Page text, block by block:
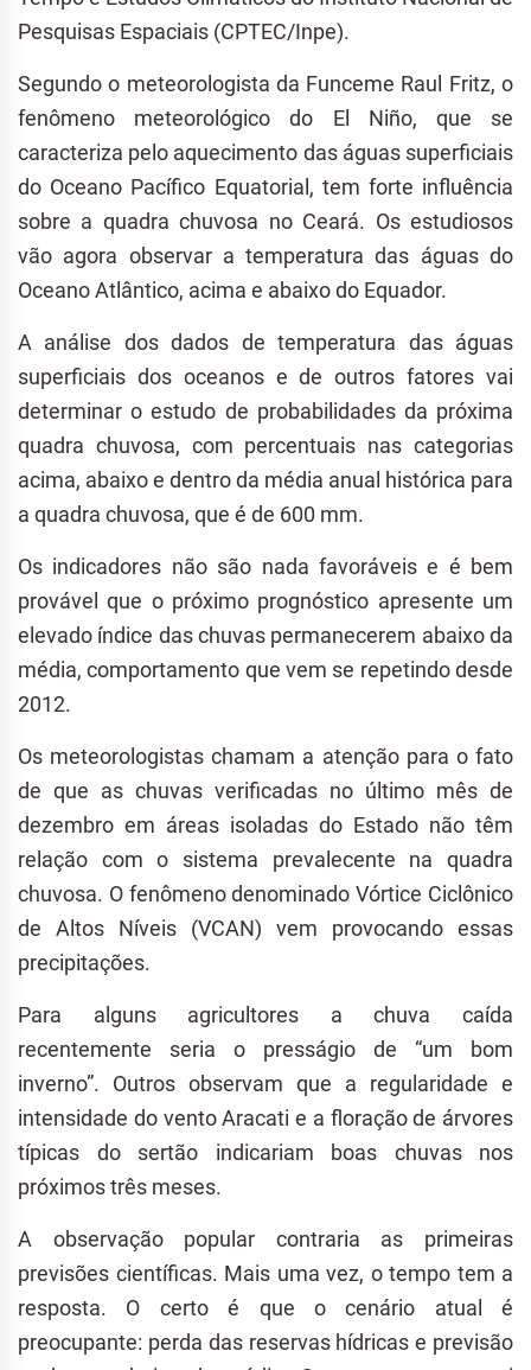
Pesquisas Espaciais (CPTEC/Inpe).
Segundo o meteorologista da Funceme Raul Fritz, o
fenômeno meteorológico do El Niño, que se
caracteriza pelo aquecimento das águas superficiais
do Oceano Pacífico Equatorial, tem forte influência
sobre a quadra chuvosa no Ceará. Os estudiosos
vão agora observar a temperatura das águas do
Oceano Atlântico, acima e abaixo do Equador.
A análise dos dados de temperatura das águas
superficiais dos oceanos e de outros fatores vai
determinar o estudo de probabilidades da próxima
quadra chuvosa, com percentuais nas categorias
acima, abaixo e dentro da média anual histórica para
a quadra chuvosa, que é de 600 mm.
Os indicadores não são nada favoráveis e é bem
provável que o próximo prognóstico apresente um
elevado índice das chuvas permanecerem abaixo da
média, comportamento que vem se repetindo desde
2012.
Os meteorologistas chamam a atenção para o fato
de que as chuvas verificadas no último mês de
dezembro em áreas isoladas do Estado não têm
relação com o sistema prevalecente na quadra
chuvosa. O fenômeno denominado Vórtice Ciclônico
de Altos Níveis (VCAN) vem provocando essas
precipitações.
Para alguns agricultores a chuva caída
recentemente seria o presságio de “um bom
inverno”. Outros observam que a regularidade e
intensidade do vento Aracati e a floração de árvores
típicas do sertão indicariam boas chuvas nos
próximos três meses.
A observação popular contraria as primeiras
previsões científicas. Mais uma vez, o tempo tem a
resposta. O certo é que o cenário atual é
preocupante: perda das reservas hídricas e previsão